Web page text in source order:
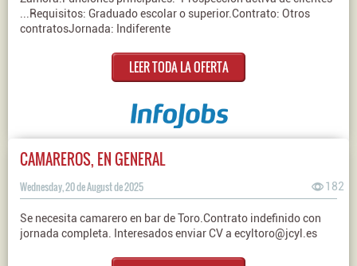
...Requisitos: Graduado escolar o superior.Contrato: Otros
contratosJornada: Indiferente
LEER TODA LA OFERTA
CAMAREROS, EN GENERAL
Wednesday, 20 de August de 2025 182
Se necesita camarero en bar de Toro.Contrato indefinido con
jornada completa. Interesados enviar CV a ecyltoro@jcyl.es